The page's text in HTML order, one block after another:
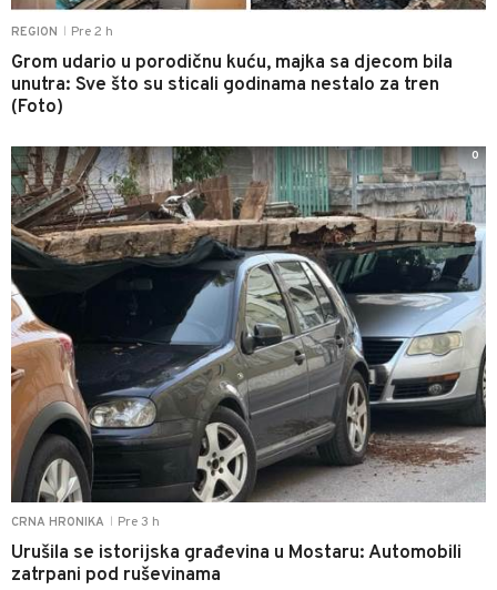
REGION Pre 2 h
Grom udario u porodičnu kuću, majka sa djecom bila
unutra: Sve što su sticali godinama nestalo za tren
(Foto)
CRNA HRONIKA Pre 3 h
Urušila se istorijska građevina u Mostaru: Automobili
zatrpani pod ruševinama
0